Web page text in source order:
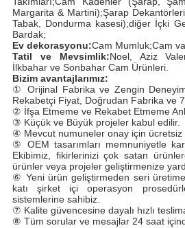
Margarita & Martini);Şarap
Tabak, Dondurma kasesi);diğer İçki
Bardak;
Ev dekorasyonu:Cam Mumluk;Cam
Tatil ve Mevsimlik:Noel, Aziz
İlkbahar ve Sonbahar Cam Ürünleri.
Bizim avantajlarımız:
① Orijinal Fabrika ve Zengin
Rekabetçi Fiyat, Doğrudan Fabrika ve
② İfşa Etmeme ve Rekabet Etmeme
③ Küçük ve Büyük projeler kabul edilir.
④ Mevcut numuneler onay için ücretsiz
⑤ OEM tasarımları memnuniyetle
Ekibimiz, fikirlerinizi çok satan
ürünler veya projeler geliştirmenize
⑥ Yeni ürün geliştirmeden seri
katı şirket içi operasyon
sistemlerine sahibiz.
⑦ Kalite güvencesine dayalı hızlı
⑧ Tüm sorular ve mesajlar 24 saat